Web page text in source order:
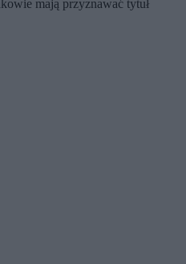
mają przyznawać tytuł